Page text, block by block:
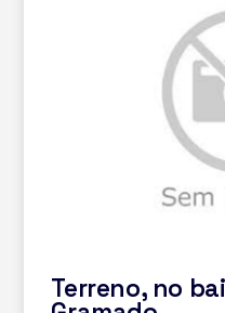
Terreno, no